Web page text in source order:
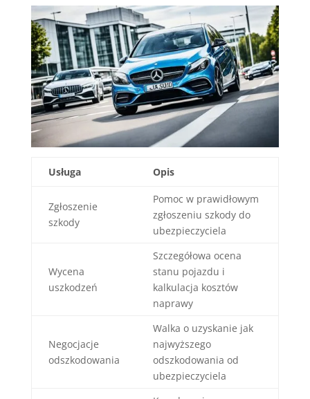
Usługa Opis
Zgłoszenie
szkody
Pomoc w prawidłowym
zgłoszeniu szkody do
ubezpieczyciela
Wycena
uszkodzeń
Szczegółowa ocena
stanu pojazdu i
kalkulacja kosztów
naprawy
Negocjacje
odszkodowania
Walka o uzyskanie jak
najwyższego
odszkodowania od
ubezpieczyciela